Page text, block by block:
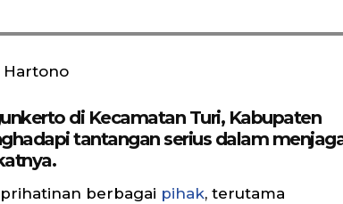
Hartono
di Kecamatan Turi, Kabupaten
tantangan serius dalam
berbagai pihak, terutama